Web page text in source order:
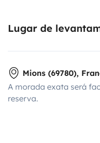
Lugar de
Mions (69780),
A morada exata será
reserva.